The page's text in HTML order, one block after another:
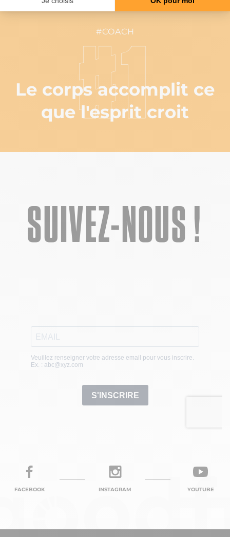
#COACH
#1
Le corps accomplit ce
que l'esprit croit
SUIVEZ-NOUS !
FACEBOOK INSTAGRAM YOUTUBE